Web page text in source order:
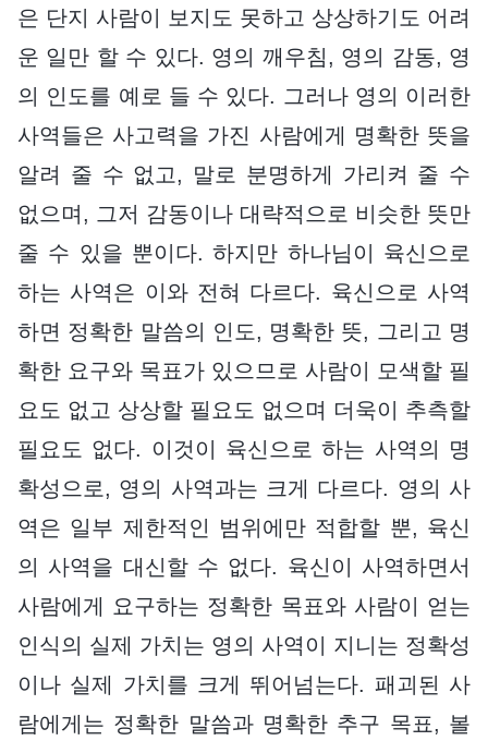
은 단지 사람이 보지도 못하고 상상하기도 어려
운 일만 할 수 있다. 영의 깨우침, 영의 감동, 영
의 인도를 예로 들 수 있다. 그러나 영의 이러한
사역들은 사고력을 가진 사람에게 명확한 뜻을
알려 줄 수 없고, 말로 분명하게 가리켜 줄 수
없으며, 그저 감동이나 대략적으로 비슷한 뜻만
줄 수 있을 뿐이다. 하지만 하나님이 육신으로
하는 사역은 이와 전혀 다르다. 육신으로 사역
하면 정확한 말씀의 인도, 명확한 뜻, 그리고 명
확한 요구와 목표가 있으므로 사람이 모색할 필
요도 없고 상상할 필요도 없으며 더욱이 추측할
필요도 없다. 이것이 육신으로 하는 사역의 명
확성으로, 영의 사역과는 크게 다르다. 영의 사
역은 일부 제한적인 범위에만 적합할 뿐, 육신
의 사역을 대신할 수 없다. 육신이 사역하면서
사람에게 요구하는 정확한 목표와 사람이 얻는
인식의 실제 가치는 영의 사역이 지니는 정확성
이나 실제 가치를 크게 뛰어넘는다. 패괴된 사
람에게는 정확한 말씀과 명확한 추구 목표, 볼